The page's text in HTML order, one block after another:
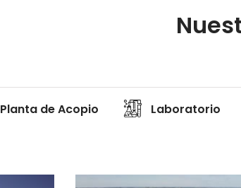
Planta de Acopio Laboratorio